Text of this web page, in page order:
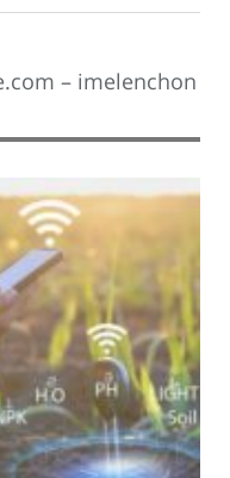
– imelenchon